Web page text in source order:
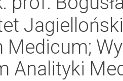
Medicum;
Analityki